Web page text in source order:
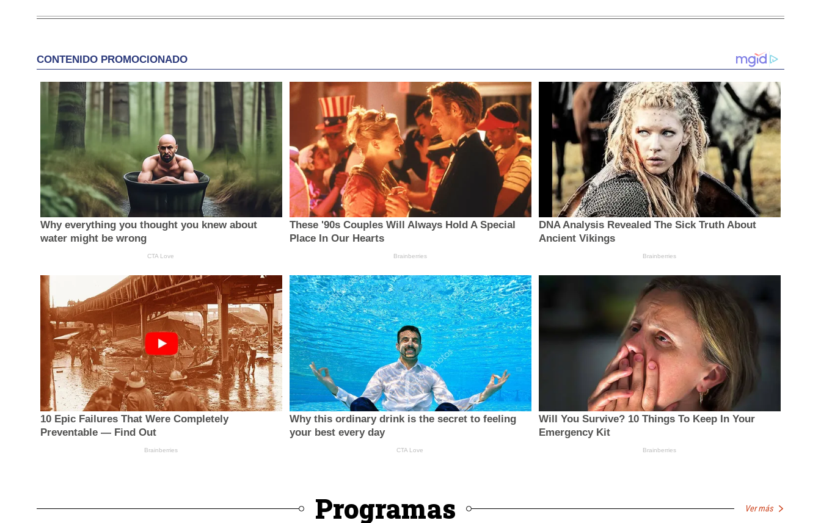
Programas Ver más